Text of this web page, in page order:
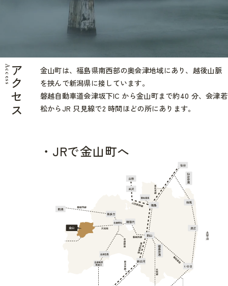
Accessアクセス
金山町は、福島県南西部の奥会津地域にあり、越後山脈
を挟んで新潟県に接しています。
磐越自動車道会津坂下IC から金山町まで約40 分、会津若
松からJR 只見線で2 時間ほどの所にあります。
JRで金山町へ